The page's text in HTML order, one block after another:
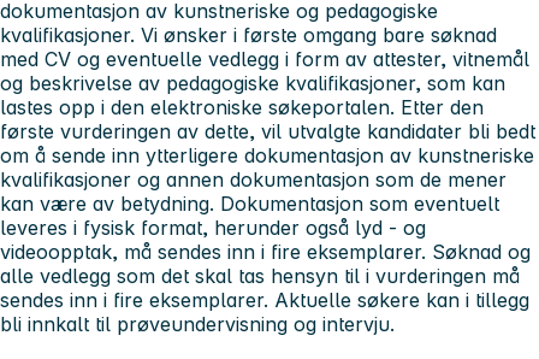
dokumentasjon av kunstneriske og pedagogiske
kvalifikasjoner. Vi ønsker i første omgang bare søknad
med CV og eventuelle vedlegg i form av attester, vitnemål
og beskrivelse av pedagogiske kvalifikasjoner, som kan
lastes opp i den elektroniske søkeportalen. Etter den
første vurderingen av dette, vil utvalgte kandidater bli bedt
om å sende inn ytterligere dokumentasjon av kunstneriske
kvalifikasjoner og annen dokumentasjon som de mener
kan være av betydning. Dokumentasjon som eventuelt
leveres i fysisk format, herunder også lyd - og
videoopptak, må sendes inn i fire eksemplarer. Søknad og
alle vedlegg som det skal tas hensyn til i vurderingen må
sendes inn i fire eksemplarer. Aktuelle søkere kan i tillegg
bli innkalt til prøveundervisning og intervju.